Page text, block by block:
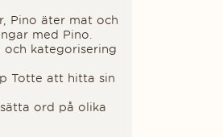
Pino äter mat och
med Pino.
kategorisering
Totte att hitta sin
ord på olika